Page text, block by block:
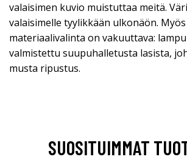
valaisimen kuvio muistuttaa meitä.
valaisimelle tyylikkään ulkonäön. Myös
materiaalivalinta on vakuuttava:
valmistettu suupuhalletusta lasista,
musta ripustus.
SUOSITUIMMAT